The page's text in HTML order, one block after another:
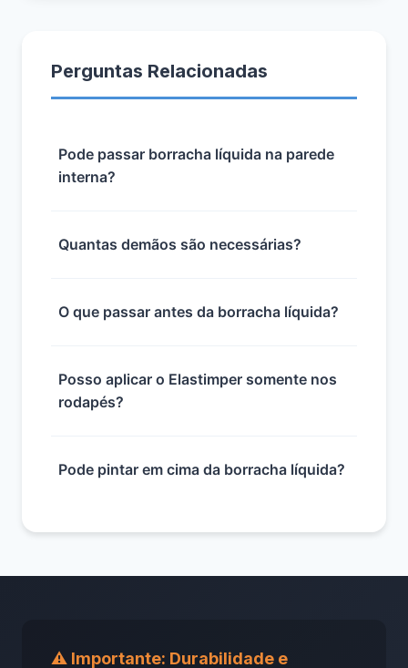
Perguntas Relacionadas
Pode passar borracha líquida na parede
interna?
Quantas demãos são necessárias?
O que passar antes da borracha líquida?
Posso aplicar o Elastimper somente nos
rodapés?
Pode pintar em cima da borracha líquida?
⚠️ Importante: Durabilidade e